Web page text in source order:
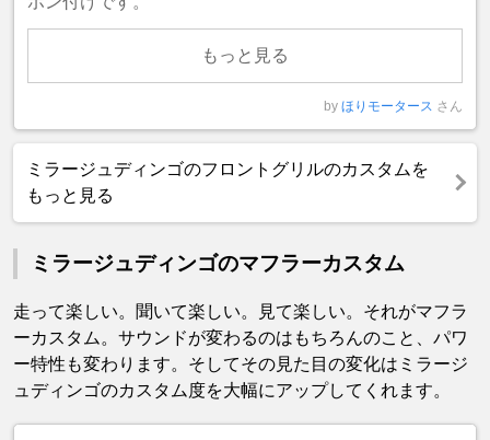
もっと見る
by ほりモータース さん
ミラージュディンゴのフロントグリルのカスタムを
もっと見る
ミラージュディンゴのマフラーカスタム
走って楽しい。聞いて楽しい。見て楽しい。それがマフラ
ーカスタム。サウンドが変わるのはもちろんのこと、パワ
ー特性も変わります。そしてその見た目の変化はミラージ
ュディンゴのカスタム度を大幅にアップしてくれます。